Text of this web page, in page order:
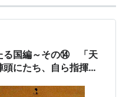
る国編～その⑭ 「天
にたち、自ら指揮を